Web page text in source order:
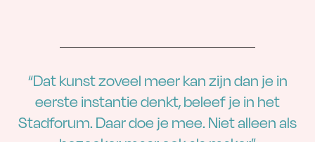
“Dat kunst zoveel meer kan zijn dan je in
eerste instantie denkt, beleef je in het
Stadforum. Daar doe je mee. Niet alleen als